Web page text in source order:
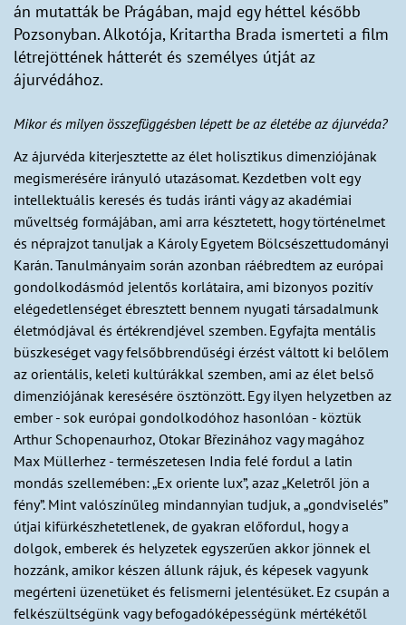
án mutatták be Prágában, majd egy héttel később
Pozsonyban. Alkotója, Kritartha Brada ismerteti a film
létrejöttének hátterét és személyes útját az
ájurvédához.
Mikor és milyen összefüggésben lépett be az életébe az ájurvéda?
Az ájurvéda kiterjesztette az élet holisztikus dimenziójának
megismerésére irányuló utazásomat. Kezdetben volt egy
intellektuális keresés és tudás iránti vágy az akadémiai
műveltség formájában, ami arra késztetett, hogy történelmet
és néprajzot tanuljak a Károly Egyetem Bölcsészettudományi
Karán. Tanulmányaim során azonban ráébredtem az európai
gondolkodásmód jelentős korlátaira, ami bizonyos pozitív
elégedetlenséget ébresztett bennem nyugati társadalmunk
életmódjával és értékrendjével szemben. Egyfajta mentális
büszkeséget vagy felsőbbrendűségi érzést váltott ki belőlem
az orientális, keleti kultúrákkal szemben, ami az élet belső
dimenziójának keresésére ösztönzött. Egy ilyen helyzetben az
ember - sok európai gondolkodóhoz hasonlóan - köztük
Arthur Schopenaurhoz, Otokar Březinához vagy magához
Max Müllerhez - természetesen India felé fordul a latin
mondás szellemében: „Ex oriente lux”, azaz „Keletről jön a
fény”. Mint valószínűleg mindannyian tudjuk, a „gondviselés”
útjai kifürkészhetetlenek, de gyakran előfordul, hogy a
dolgok, emberek és helyzetek egyszerűen akkor jönnek el
hozzánk, amikor készen állunk rájuk, és képesek vagyunk
megérteni üzenetüket és felismerni jelentésüket. Ez csupán a
felkészültségünk vagy befogadóképességünk mértékétől